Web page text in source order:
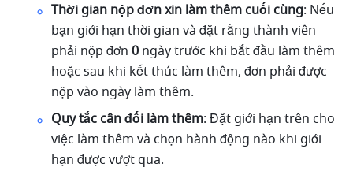
Thời gian nộp đơn xin làm thêm cuối cùng: Nếu
bạn giới hạn thời gian và đặt rằng thành viên
phải nộp đơn 0 ngày trước khi bắt đầu làm thêm
hoặc sau khi kết thúc làm thêm, đơn phải được
nộp vào ngày làm thêm.
Quy tắc cân đối làm thêm: Đặt giới hạn trên cho
việc làm thêm và chọn hành động nào khi giới
hạn được vượt qua.